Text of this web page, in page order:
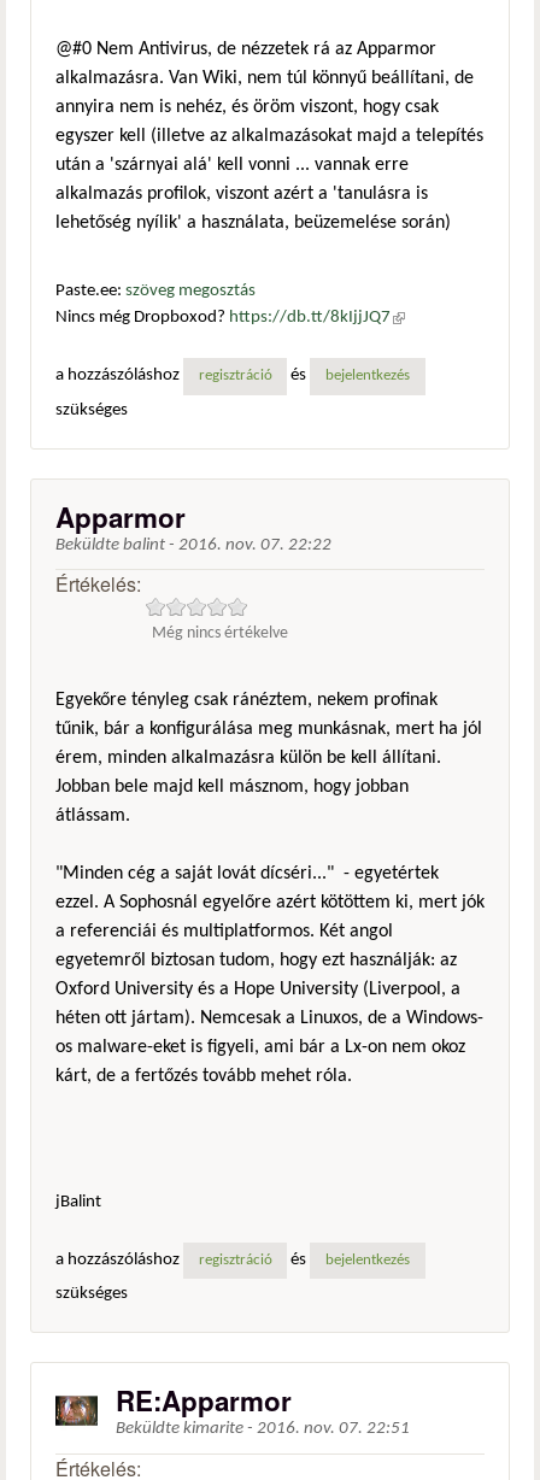
@#0 Nem Antivirus, de nézzetek rá az Apparmor
alkalmazásra. Van Wiki, nem túl könnyű beállítani, de
annyira nem is nehéz, és öröm viszont, hogy csak
egyszer kell (illetve az alkalmazásokat majd a telepítés
után a 'szárnyai alá' kell vonni ... vannak erre
alkalmazás profilok, viszont azért a 'tanulásra is
lehetőség nyílik' a használata, beüzemelése során)
Paste.ee: szöveg megosztás
Nincs még Dropboxod? https://db.tt/8kIjjJQ7 (külső
a hozzászóláshoz
regisztráció és bejelentkezés
szükséges
Apparmor
Beküldte balint - 2016. nov. 07. 22:22
Értékelés:
Még nincs értékelve
Egyekőre tényleg csak ránéztem, nekem profinak
tűnik, bár a konfigurálása meg munkásnak, mert ha jól
érem, minden alkalmazásra külön be kell állítani.
Jobban bele majd kell másznom, hogy jobban
átlássam.
"Minden cég a saját lovát dícséri..." - egyetértek
ezzel. A Sophosnál egyelőre azért kötöttem ki, mert jók
a referenciái és multiplatformos. Két angol
egyetemről biztosan tudom, hogy ezt használják: az
Oxford University és a Hope University (Liverpool, a
héten ott jártam). Nemcesak a Linuxos, de a Windows-
os malware-eket is figyeli, ami bár a Lx-on nem okoz
kárt, de a fertőzés tovább mehet róla.
jBalint
a hozzászóláshoz regisztráció és bejelentkezés
szükséges
RE:Apparmor
Beküldte kimarite - 2016. nov. 07. 22:51
Értékelés: